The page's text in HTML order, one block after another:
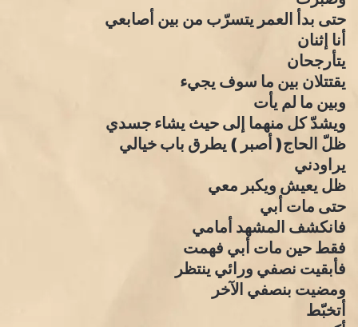
حتى بدأ العمر يتسرّب من بين أصابعي
أنا إثنان
يتأرجحان
يقتتلان بين ما سوف يجيء
وبين ما لم يأت
ويشدّ كل منهما إلى حيث يشاء جسدي
ظلّ الحاج( أصبر ) يطرق باب خيالي
يراودني
ظل يعيش ويكبر معي
حتى مات أبي
فانكشف المشهد أمامي
فقط حين مات أبي فهمت
فأبقيت نصفي ورائي ينتظر
ومضيت بنصفي الآخر
أتخبّط